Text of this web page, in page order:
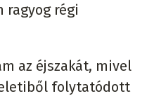
ragyog régi
az éjszakát, mivel
folytatódott